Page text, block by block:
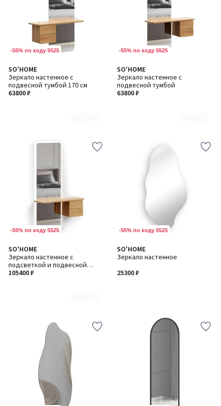
-55% по коду 5525
SO'HOME
Зеркало настенное с
подвесной тумбой 170 см
63800 ₽
Количество
цветов:
2
-55% по коду 5525
SO'HOME
Зеркало настенное с
подвесной тумбой
63800 ₽
Количество
цветов:
2
-55% по коду 5525
SO'HOME
Зеркало настенное с
подсветкой и подвесной
тумбой
105400 ₽
Количество
цветов:
2
-55% по коду 5525
SO'HOME
Зеркало настенное
25300 ₽